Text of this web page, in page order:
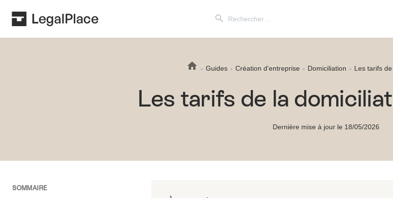
for:
Guides Création d'entreprise Domiciliation Les tarifs
Les tarifs de la
Dernière mise à jour le 18/05/2026
SOMMAIRE